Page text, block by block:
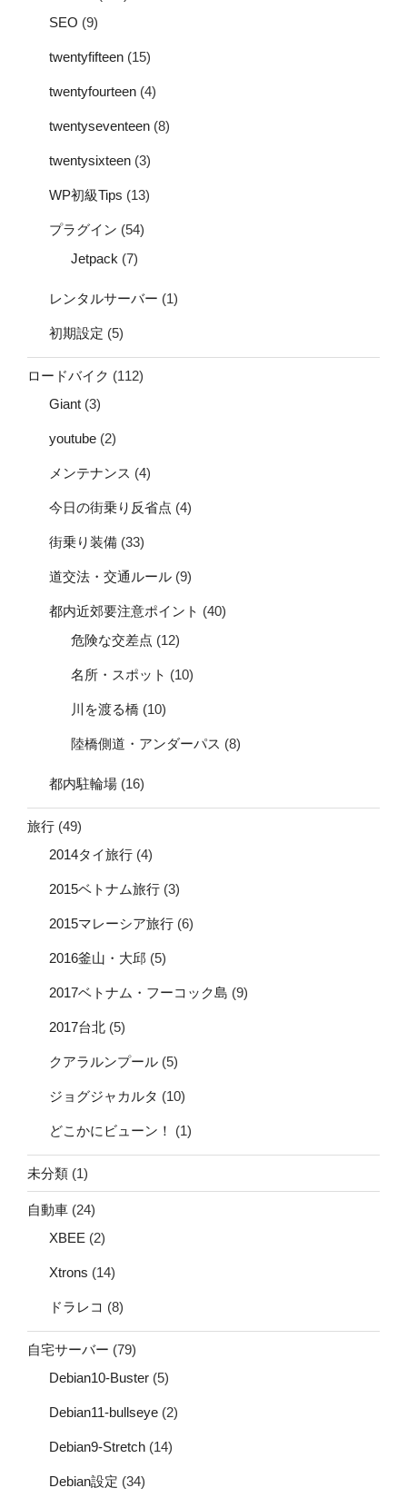
SEO (9)
twentyfifteen (15)
twentyfourteen (4)
twentyseventeen (8)
twentysixteen (3)
WP初級Tips (13)
プラグイン (54)
Jetpack (7)
レンタルサーバー (1)
初期設定 (5)
ロードバイク (112)
Giant (3)
youtube (2)
メンテナンス (4)
今日の街乗り反省点 (4)
街乗り装備 (33)
道交法・交通ルール (9)
都内近郊要注意ポイント (40)
危険な交差点 (12)
名所・スポット (10)
川を渡る橋 (10)
陸橋側道・アンダーパス (8)
都内駐輪場 (16)
旅行 (49)
2014タイ旅行 (4)
2015ベトナム旅行 (3)
2015マレーシア旅行 (6)
2016釜山・大邱 (5)
2017ベトナム・フーコック島 (9)
2017台北 (5)
クアラルンプール (5)
ジョグジャカルタ (10)
どこかにビューン！ (1)
未分類 (1)
自動車 (24)
XBEE (2)
Xtrons (14)
ドラレコ (8)
自宅サーバー (79)
Debian10-Buster (5)
Debian11-bullseye (2)
Debian9-Stretch (14)
Debian設定 (34)